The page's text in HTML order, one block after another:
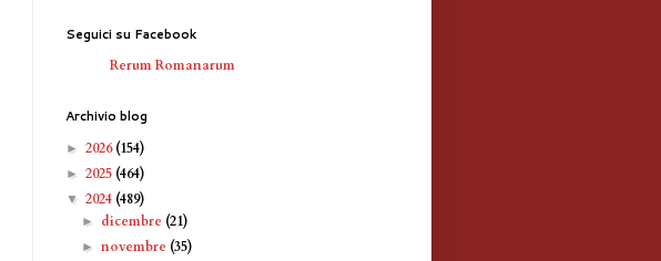
Seguici su Facebook
Rerum Romanarum
Archivio blog
► 2026(154)
► 2025 (464)
▼ 2024 (489)
► dicembre (21)
►novembre (35)